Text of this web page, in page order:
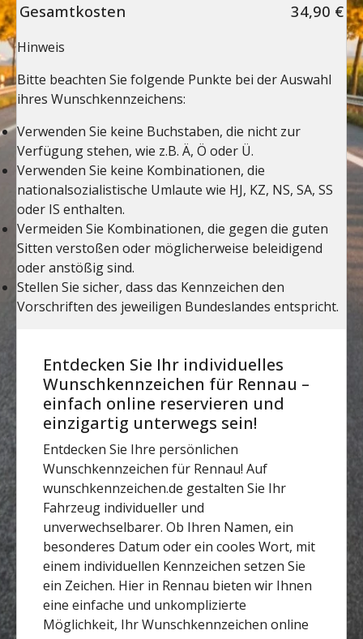
Entdecken Sie Ihr individuelles
Wunschkennzeichen für Rennau –
einfach online reservieren und
einzigartig unterwegs sein!
Entdecken Sie Ihre persönlichen
Wunschkennzeichen für Rennau! Auf
wunschkennzeichen.de gestalten Sie Ihr
Fahrzeug individueller und
unverwechselbarer. Ob Ihren Namen, ein
besonderes Datum oder ein cooles Wort, mit
einem individuellen Kennzeichen setzen Sie
ein Zeichen. Hier in Rennau bieten wir Ihnen
eine einfache und unkomplizierte
Möglichkeit, Ihr Wunschkennzeichen online